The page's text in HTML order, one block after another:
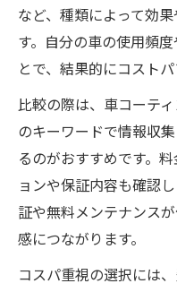
など、種類によって効
す。自分の車の使用頻
とで、結果的にコスト
比較の際は、車コーテ
のキーワードで情報収
るのがおすすめです。
ョンや保証内容も確認
証や無料メンテナンス
感につながります。
コスパ重視の選択には